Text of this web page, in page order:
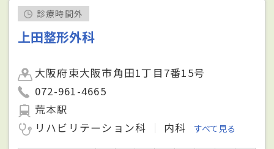
診療時間外
上田整形外科
大阪府東大阪市角田1丁目7番15号
072-961-4665
荒本駅
リハビリテーション科
内科 すべて見る